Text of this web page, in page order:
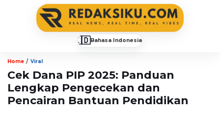
🇮🇩Bahasa Indonesia
Home / Viral
Cek Dana PIP 2025: Panduan
Lengkap Pengecekan dan
Pencairan Bantuan Pendidikan